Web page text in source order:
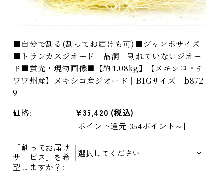
■自分で割る(割ってお届けも可)■ジャンボサイズ
■トランカスジオード 晶洞 割れていないジオー
ド■蛍光・現物画像■【約4.08kg】【メキシコ・チ
ワワ州産】メキシコ産ジオード｜BIGサイズ｜b872
9
価格: ¥35,420 (税込)
[ポイント還元 354ポイント～]
「割ってお届け
サービス」を希
望しますか？: